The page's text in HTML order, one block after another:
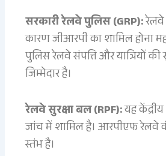
सरकारी रेलवे पुलिस (GRP):रेलवे
कारण जीआरपी का शामिल होना
पुलिस रेलवे संपत्ति और यात्रियों की
जिम्मेदार है।
रेलवे सुरक्षा बल (RPF):यह
जांच में शामिल है। आरपीएफ रेलवे
स्तंभ है।